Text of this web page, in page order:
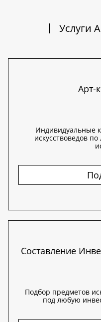
Услуги
Арт-
Индивидуальные
искусствоведов
Составление
Подбор предметов
под любую